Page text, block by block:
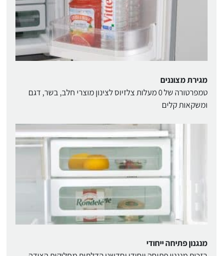
מגירת מצוננים
טמפרטורה של 0 מעלות צלזיוס לצינון מוצרי חלב, בשר, דגם
ומשקאות קלים
מנגנון פתיחה ייחודי